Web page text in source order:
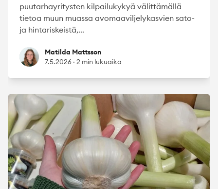
puutarhayritysten kilpailukykyä välittämällä
tietoa muun muassa avomaaviljelykasvien sato-
ja hintariskeistä,...
Matilda Mattsson
Matilda Mattsson
7.5.2026 · 2 min lukuaika